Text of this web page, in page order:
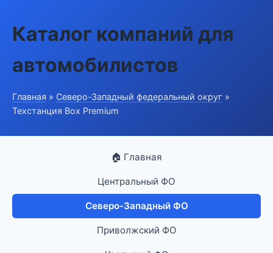
Каталог компаний для
автомобилистов
Главная » Северо-Западный федеральный округ »
Техстанция Box Premium
🏠 Главная
Центральный ФО
Северо-Западный ФО
Приволжский ФО